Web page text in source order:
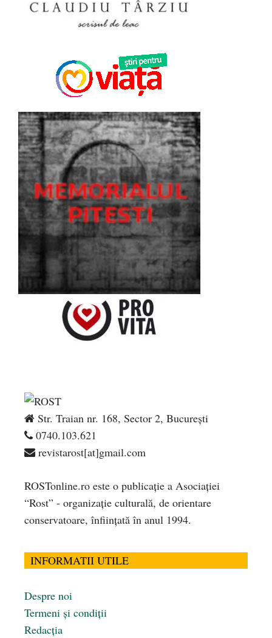
Str. Traian nr. 168, Sector 2, București
0740.103.621
revistarost[at]gmail.com
ROSTonline.ro este o publicaţie a Asociaţiei
“Rost” - organizaţie culturală, de orientare
conservatoare, înfiinţată în anul 1994.
INFORMATII UTILE
Despre noi
Termeni și condiții
Redacția